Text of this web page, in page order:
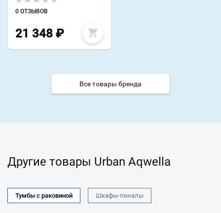
0 ОТЗЫВОВ
21 348 ₽
Все товары бренда
Другие товары Urban Aqwella
Тумбы с раковиной Шкафы-пеналы